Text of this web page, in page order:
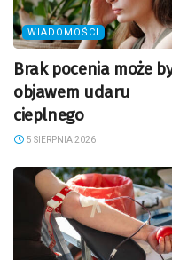
WIADOMOŚCI
Brak pocenia może
objawem udaru
cieplnego
5 SIERPNIA 2026